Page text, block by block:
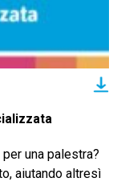
una palestra?
aiutando altresì